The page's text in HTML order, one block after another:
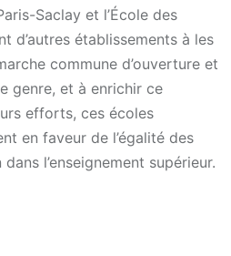
Saclay et l’École des
d’autres établissements à les
commune d’ouverture et
genre, et à enrichir ce
efforts, ces écoles
en faveur de l’égalité des
l’enseignement supérieur.